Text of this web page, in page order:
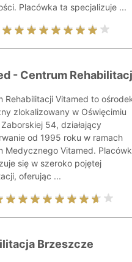
Placówka ta specjalizuje ...
- Centrum
Rehabilitacji Vitamed to
zlokalizowany w Oświęcimiu
54, działający
od 1995 roku w ramach
Medycznego Vitamed.
się w szeroko pojętej
oferując ...
Brzeszcze